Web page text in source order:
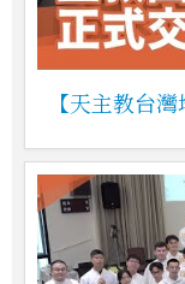
【天主教台